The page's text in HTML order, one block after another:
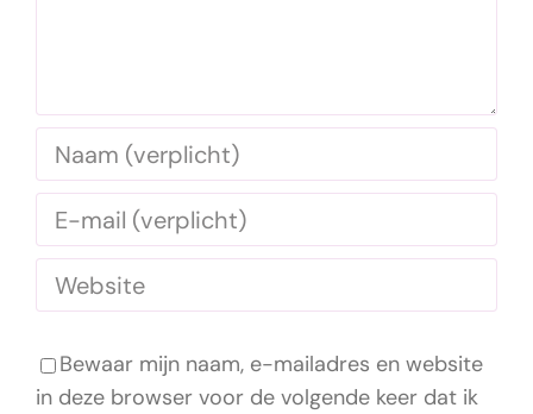
Bewaar mijn naam, e-mailadres en website
in deze browser voor de volgende keer dat ik